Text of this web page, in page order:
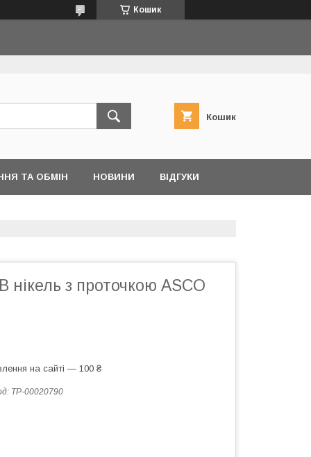
Кошик
Кошик
ТА ОБМІН НОВИНИ ВІДГУКИ
нікель з проточкою ASCO
на сайті — 100 ₴
ТР-00020790